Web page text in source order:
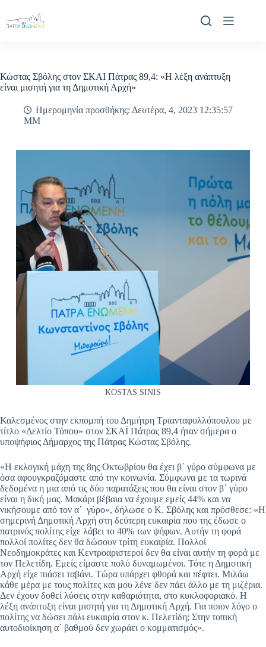
περιεχόμενο
Κώστας Σβόλης στον ΣΚΑΙ Πάτρας 89,4: «Η λέξη ανάπτυξη
είναι μισητή για τη Δημοτική Αρχή»
Ημερομηνία προσθήκης: Δευτέρα, 4, 2023 12:35:57
ΜΜ
KOSTAS SINIS
Καλεσμένος στην εκπομπή του Δημήτρη Τριανταφυλλόπουλου με
τίτλο «Δελτίο Τύπου» στον ΣΚΑΪ Πάτρας 89,4 ήταν σήμερα ο
υποψήφιος Δήμαρχος της Πάτρας Κώστας Σβόλης.
«Η εκλογική μάχη της 8ης Οκτωβρίου θα έχει β΄ γύρο σύμφωνα με
όσα αφουγκραζόμαστε από την κοινωνία. Σύμφωνα με τα τωρινά
δεδομένα η μια από τις δύο παρατάξεις που θα είναι στον β΄ γύρο
είναι η δική μας. Μακάρι βέβαια να έχουμε εμείς 44% και να
νικήσουμε από τον α΄ γύρο», δήλωσε ο Κ. Σβόλης και πρόσθεσε: «Η
σημερινή Δημοτική Αρχή στη δεύτερη ευκαιρία που της έδωσε ο
πατρινός πολίτης είχε λάβει το 40% των ψήφων. Αυτήν τη φορά
πολλοί πολίτες δεν θα δώσουν τρίτη ευκαιρία. Πολλοί
Νεοδημοκράτες και Κεντροαριστεροί δεν θα είναι αυτήν τη φορά με
τον Πελετίδη. Εμείς είμαστε πολύ δυναμωμένοι. Τότε η Δημοτική
Αρχή είχε πιάσει ταβάνι. Τώρα υπάρχει φθορά και πέφτει. Μιλάω
κάθε μέρα με τους πολίτες και μου λένε δεν πάει άλλο με τη μιζέρια.
Δεν έχουν δοθεί λύσεις στην καθαριότητα, στο κυκλοφοριακό. Η
λέξη ανάπτυξη είναι μισητή για τη Δημοτική Αρχή. Για ποιον λόγο ο
πολίτης να δώσει πάλι ευκαιρία στον κ. Πελετίδη; Στην τοπική
αυτοδιοίκηση α΄ βαθμού δεν χωράει ο κομματισμός».